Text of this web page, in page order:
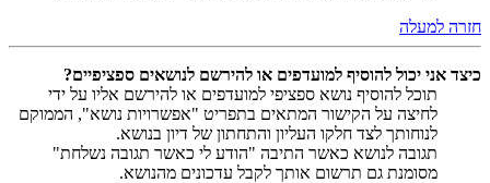
חזרה למעלה
כיצד אני יכול להוסיף למועדפים או להירשם לנושאים ספציפיים?
תוכל להוסיף נושא ספציפי למועדפים או להירשם אליו על ידי
לחיצה על הקישור המתאים בתפריט "אפשרויות נושא", הממוקם
לנוחותך לצד חלקו העליון והתחתון של דיון בנושא.
תגובה לנושא כאשר התיבה "הודע לי כאשר תגובה נשלחת"
מסומנת גם תרשום אותך לקבל עדכונים מהנושא.